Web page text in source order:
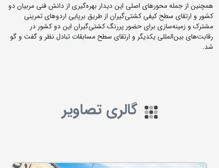
همچنین از جمله محورهای اصلی این دیدار بهره‌گیری از دانش فنی مربیان دو
کشور و ارتقای سطح کیفی کشتی‌گیران از طریق برپایی اردوهای تمرینی
مشترک و زمینه‌سازی برای حضور پررنگ‌ کشتی‌گیران این دو کشور در
رقابت‌های بین‌المللی یکدیگر و ارتقای سطح مسابقات تبادل نظر و گفت و گو
شد.
گالری تصاویر